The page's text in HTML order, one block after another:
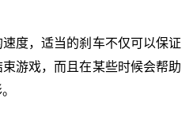
度，适当的刹车不仅可以保证
游戏，而且在某些时候会帮助